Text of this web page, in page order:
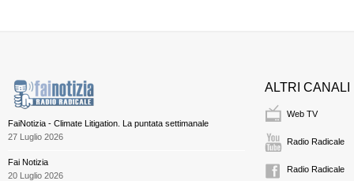
FaiNotizia - Climate Litigation. La puntata settimanale
27 Luglio 2026
Fai Notizia
20 Luglio 2026
ALTRI CANALI
Web TV
Radio Radicale
Radio Radicale